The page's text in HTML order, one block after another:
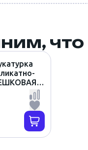
что
3 (25кг)